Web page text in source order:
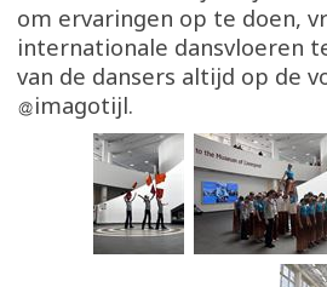
om ervaringen op te doen,
internationale dansvloeren
van de dansers altijd op de
imagotijl.